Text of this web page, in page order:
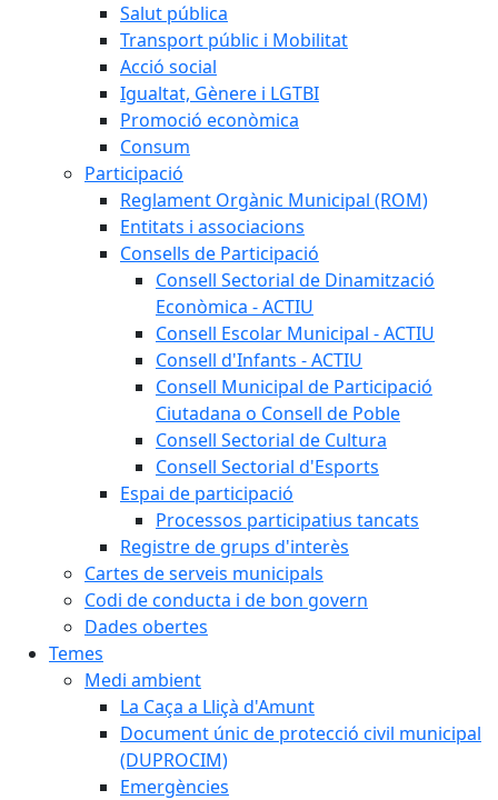
Salut pública
Transport públic i Mobilitat
Acció social
Igualtat, Gènere i LGTBI
Promoció econòmica
Consum
Participació
Reglament Orgànic Municipal (ROM)
Entitats i associacions
Consells de Participació
Consell Sectorial de Dinamització
Econòmica - ACTIU
Consell Escolar Municipal - ACTIU
Consell d'Infants - ACTIU
Consell Municipal de Participació
Ciutadana o Consell de Poble
Consell Sectorial de Cultura
Consell Sectorial d'Esports
Espai de participació
Processos participatius tancats
Registre de grups d'interès
Cartes de serveis municipals
Codi de conducta i de bon govern
Dades obertes
Temes
Medi ambient
La Caça a Lliçà d'Amunt
Document únic de protecció civil municipal
(DUPROCIM)
Emergències